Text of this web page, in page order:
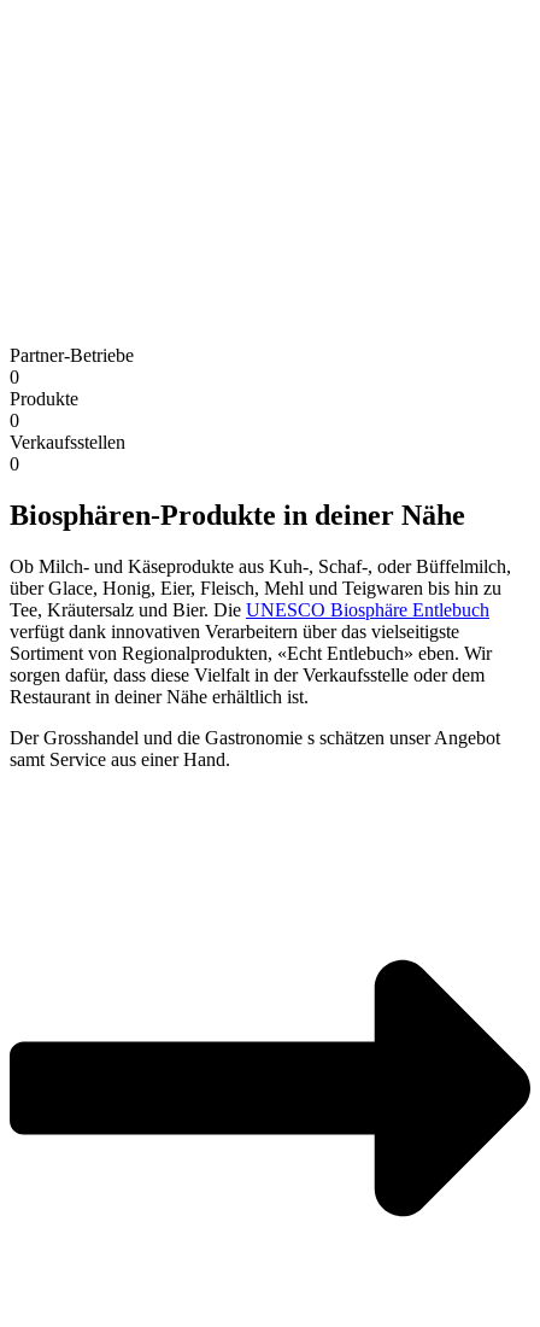
Partner-Betriebe
0
Produkte
0
Verkaufsstellen
0
Biosphären-Produkte in deiner Nähe
Ob Milch- und Käseprodukte aus Kuh-, Schaf-, oder Büffelmilch,
über Glace, Honig, Eier, Fleisch, Mehl und Teigwaren bis hin zu
Tee, Kräutersalz und Bier. Die UNESCO Biosphäre Entlebuch
verfügt dank innovativen Verarbeitern über das vielseitigste
Sortiment von Regionalprodukten, «Echt Entlebuch» eben. Wir
sorgen dafür, dass diese Vielfalt in der Verkaufsstelle oder dem
Restaurant in deiner Nähe erhältlich ist.
Der Grosshandel und die Gastronomie s schätzen unser Angebot
samt Service aus einer Hand.